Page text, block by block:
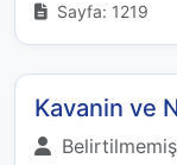
Sayfa: 1219
Kavanin ve
Belirtilmemiş